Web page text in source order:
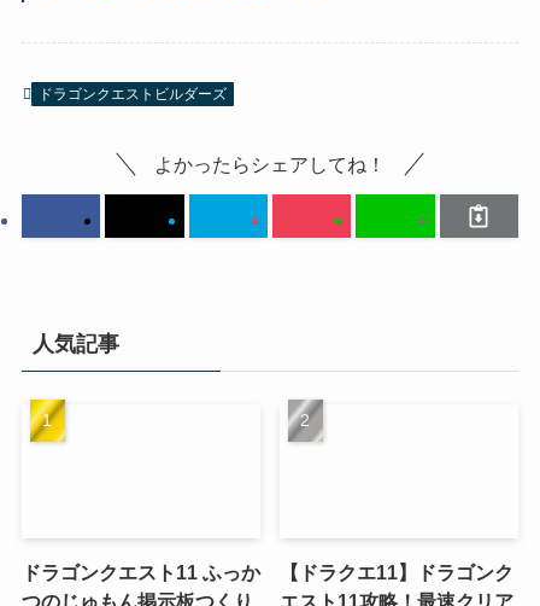
ドラゴンクエストビルダーズ
よかったらシェアしてね！
人気記事
ドラゴンクエスト11 ふっか
つのじゅもん掲示板つくり
【ドラクエ11】ドラゴンク
エスト11攻略！最速クリア